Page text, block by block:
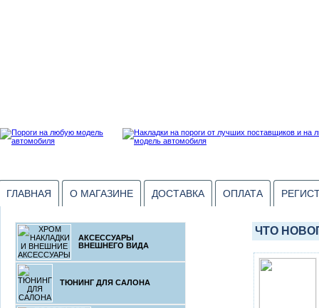
ГЛАВНАЯ О МАГАЗИНЕ ДОСТАВКА ОПЛАТА
АКСЕССУАРЫ
ВНЕШНЕГО ВИДА
ТЮНИНГ ДЛЯ САЛОНА
ЧТО